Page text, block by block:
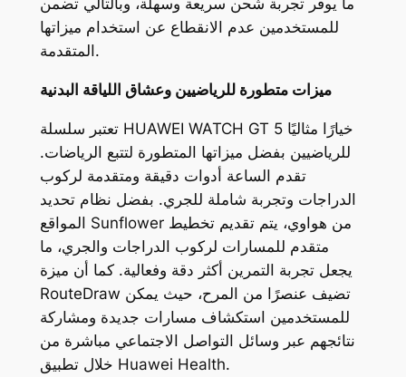
ما يوفر تجربة شحن سريعة وسهلة، وبالتالي تضمن
للمستخدمين عدم الانقطاع عن استخدام ميزاتها
المتقدمة.
ميزات متطورة للرياضيين وعشاق اللياقة البدنية
تعتبر سلسلة HUAWEI WATCH GT 5 خيارًا مثاليًا
للرياضيين بفضل ميزاتها المتطورة لتتبع الرياضات.
تقدم الساعة أدوات دقيقة ومتقدمة لركوب
الدراجات وتجربة شاملة للجري. بفضل نظام تحديد
المواقع Sunflower من هواوي، يتم تقديم تخطيط
متقدم للمسارات لركوب الدراجات والجري، ما
يجعل تجربة التمرين أكثر دقة وفعالية. كما أن ميزة
RouteDraw تضيف عنصرًا من المرح، حيث يمكن
للمستخدمين استكشاف مسارات جديدة ومشاركة
نتائجهم عبر وسائل التواصل الاجتماعي مباشرة من
خلال تطبيق Huawei Health.